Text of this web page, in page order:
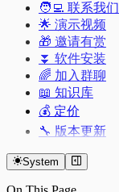
🧑‍💻 联系我们
🌟 演示视频
🎁 邀请有赏
⏬ 软件安装
🌈 加入群聊
📖 知识库
💰 定价
🔧 版本更新
System